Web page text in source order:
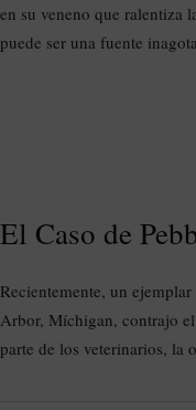
en su veneno que ralentiza
puede ser una fuente
El Caso de
Recientemente, un
Arbor, Míchigan, contrajo
parte de los veterinarios, la